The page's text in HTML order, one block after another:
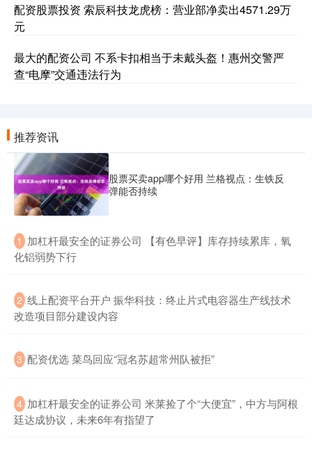
配资股票投资 索辰科技龙虎榜：营业部净卖出4571.29万
元
最大的配资公司 不系卡扣相当于未戴头盔！惠州交警严
查“电摩”交通违法行为
推荐资讯
股票买卖app哪个好用 兰格视点：生铁反
弹能否持续
1 ​加杠杆最安全的证券公司 【有色早评】库存持续累库，氧
化铝弱势下行
2 ​线上配资平台开户 振华科技：终止片式电容器生产线技术
改造项目部分建设内容
3 ​配资优选 菜鸟回应“冠名苏超常州队被拒”
4 ​加杠杆最安全的证券公司 米莱捡了个“大便宜”，中方与阿根
廷达成协议，未来6年有指望了